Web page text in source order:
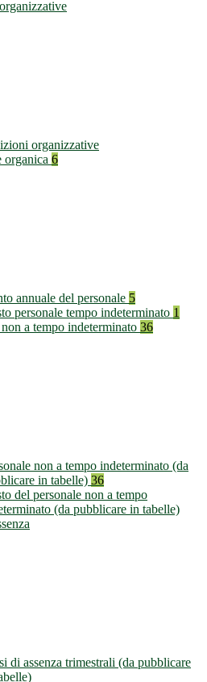
organizzative
organica 6
annuale del personale 5
personale tempo indeterminato 1
a tempo indeterminato 36
non a tempo indeterminato (da
in tabelle) 36
del personale non a tempo
(da pubblicare in tabelle)
di assenza trimestrali (da pubblicare